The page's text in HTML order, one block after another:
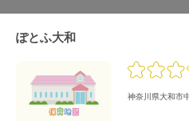
ぽとふ大和
神奈川県大和市